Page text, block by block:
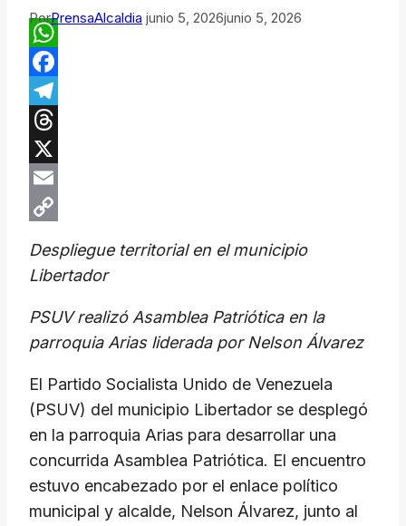
PorPrensaAlcaldia junio 5, 2026junio 5, 2026
WhatsApp
Facebook
Telegram
Threads
X
Email
Link
Despliegue territorial en el municipio
Libertador
​PSUV realizó Asamblea Patriótica en la
parroquia Arias liderada por Nelson Álvarez
​El Partido Socialista Unido de Venezuela
(PSUV) del municipio Libertador se desplegó
en la parroquia Arias para desarrollar una
concurrida Asamblea Patriótica. El encuentro
estuvo encabezado por el enlace político
municipal y alcalde, Nelson Álvarez, junto al